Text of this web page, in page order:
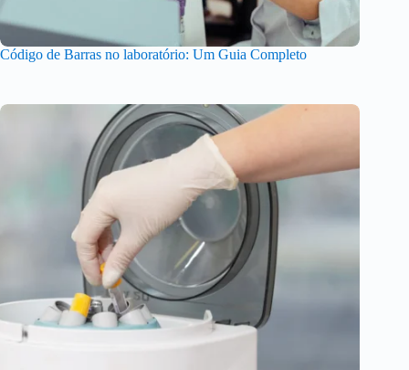
Código de Barras no laboratório: Um Guia Completo